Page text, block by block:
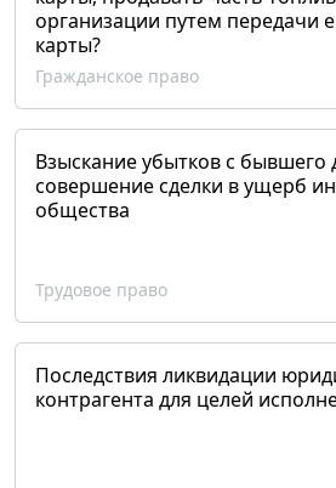
организации путем передачи
карты?
Гражданское право
Взыскание убытков с бывшего
совершение сделки в ущерб
общества
Трудовое право
Последствия ликвидации
контрагента для целей